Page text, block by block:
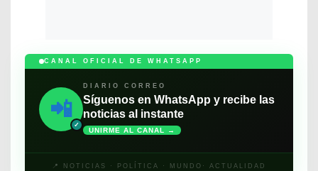
CANAL OFICIAL DE WHATSAPP
📲
✓
DIARIO CORREO
Síguenos en WhatsApp y recibe las
noticias al instante
UNIRME AL CANAL →
📍 NOTICIAS · POLÍTICA · MUNDO· ACTUALIDAD